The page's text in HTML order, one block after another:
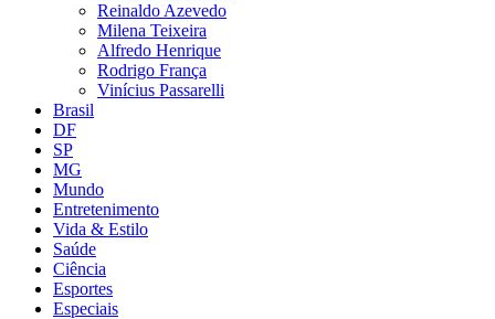
Reinaldo Azevedo
Milena Teixeira
Alfredo Henrique
Rodrigo França
Vinícius Passarelli
Brasil
DF
SP
MG
Mundo
Entretenimento
Vida & Estilo
Saúde
Ciência
Esportes
Especiais